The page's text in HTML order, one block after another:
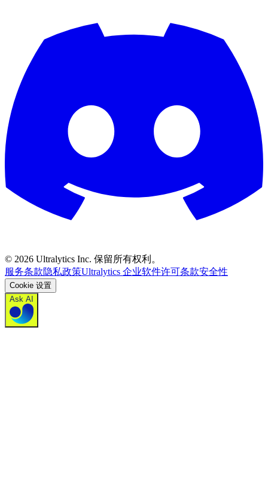
© 2026 Ultralytics Inc. 保留所有权利。
服务条款隐私政策Ultralytics 企业软件许可条款安全性
Cookie 设置
Ask AI